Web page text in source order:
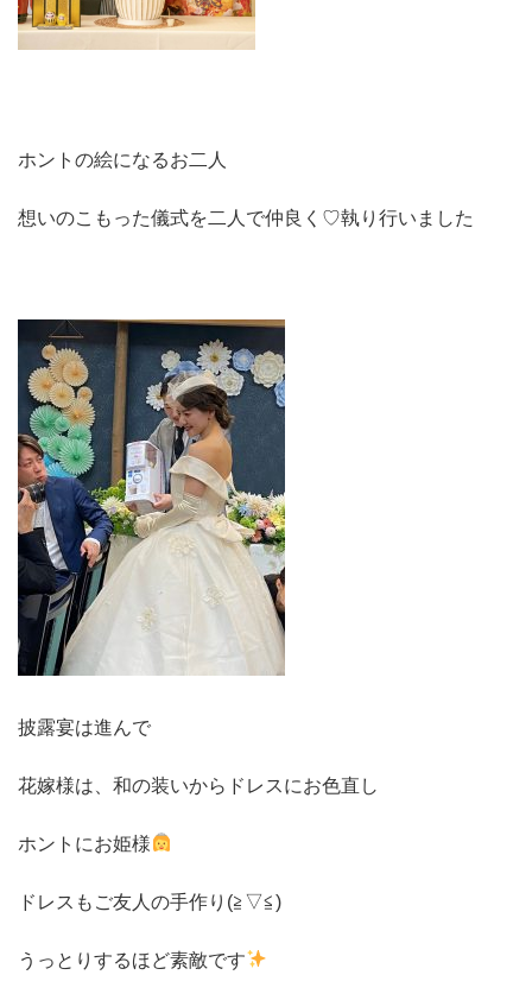
ホントの絵になるお二人
想いのこもった儀式を二人で仲良く♡執り行いました
披露宴は進んで
花嫁様は、和の装いからドレスにお色直し
ホントにお姫様
ドレスもご友人の手作り(≧▽≦)
うっとりするほど素敵です